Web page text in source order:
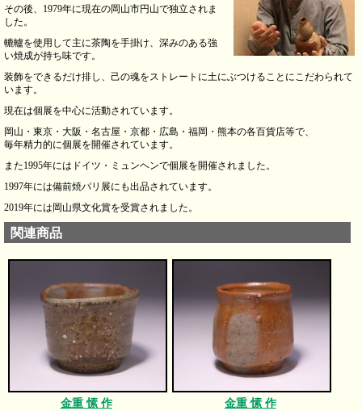
その後、1979年に現在の岡山市円山で独立されま
した。
轆轤を使用して主に茶陶を手掛け、深みのある強
い焼成が持ち味です。
装飾をできるだけ排し、己の魂をストレートに土にぶつけることにこだわられて
います。
現在は個展を中心に活動されています。
岡山・東京・大阪・名古屋・京都・広島・福岡・熊本の各百貨店等で、
毎年精力的に個展を開催されています。
また1995年にはドイツ・ミュンヘンで個展を開催されました。
1997年には備前焼パリ展にも出品されています。
2019年には岡山県文化賞を受賞されました。
関連商品
金重 愫 作
金重 愫 作